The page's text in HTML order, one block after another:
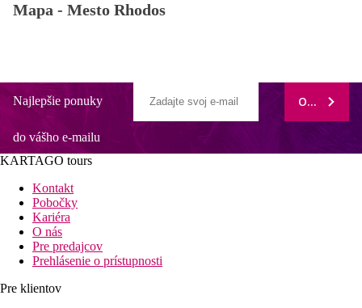
Mapa - Mesto Rhodos
Najlepšie ponuky
do vášho e-mailu
ODOBERAŤ
KARTAGO tours
Kontakt
Pobočky
Kariéra
O nás
Pre predajcov
Prehlásenie o prístupnosti
Pre klientov